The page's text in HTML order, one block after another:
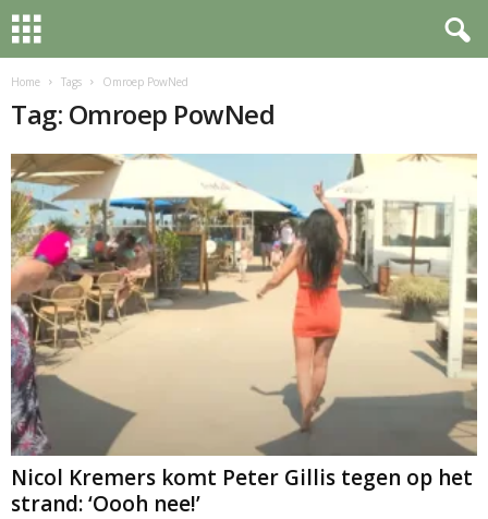
Home Tags Omroep PowNed
Tag: Omroep PowNed
Nicol Kremers komt Peter Gillis tegen op het
strand: ‘Oooh nee!’